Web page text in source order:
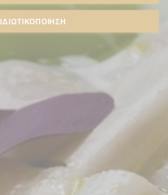
ΙΔΙΩΤΙΚΟΠΟΊΗΣΗ